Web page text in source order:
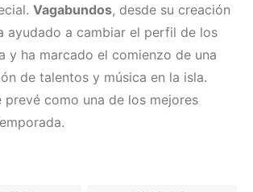
Vagabundos, desde su creación
ayudado a cambiar el perfil de los
y ha marcado el comienzo de una
de talentos y música en la isla.
prevé como una de los mejores